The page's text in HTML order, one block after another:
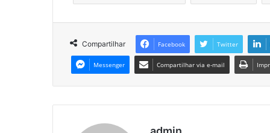
Compartilhar Facebook Twitter
Messenger Compartilhar via e-mail